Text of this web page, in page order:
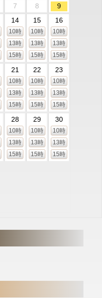
7 8
9
14
10時
13時
15時
15
10時
13時
15時
16
10時
13時
15時
21
10時
13時
15時
22
10時
13時
15時
23
10時
13時
15時
28
10時
13時
15時
29
10時
13時
15時
30
10時
13時
15時